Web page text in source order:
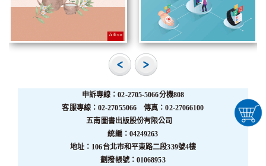
申訴專線：02-2705-5066分機808
客服專線：02-27055066 傳真：02-27066100
五南圖書出版股份有限公司
統編：04249263
地址：106台北市和平東路二段339號4樓
劃撥帳號：01068953